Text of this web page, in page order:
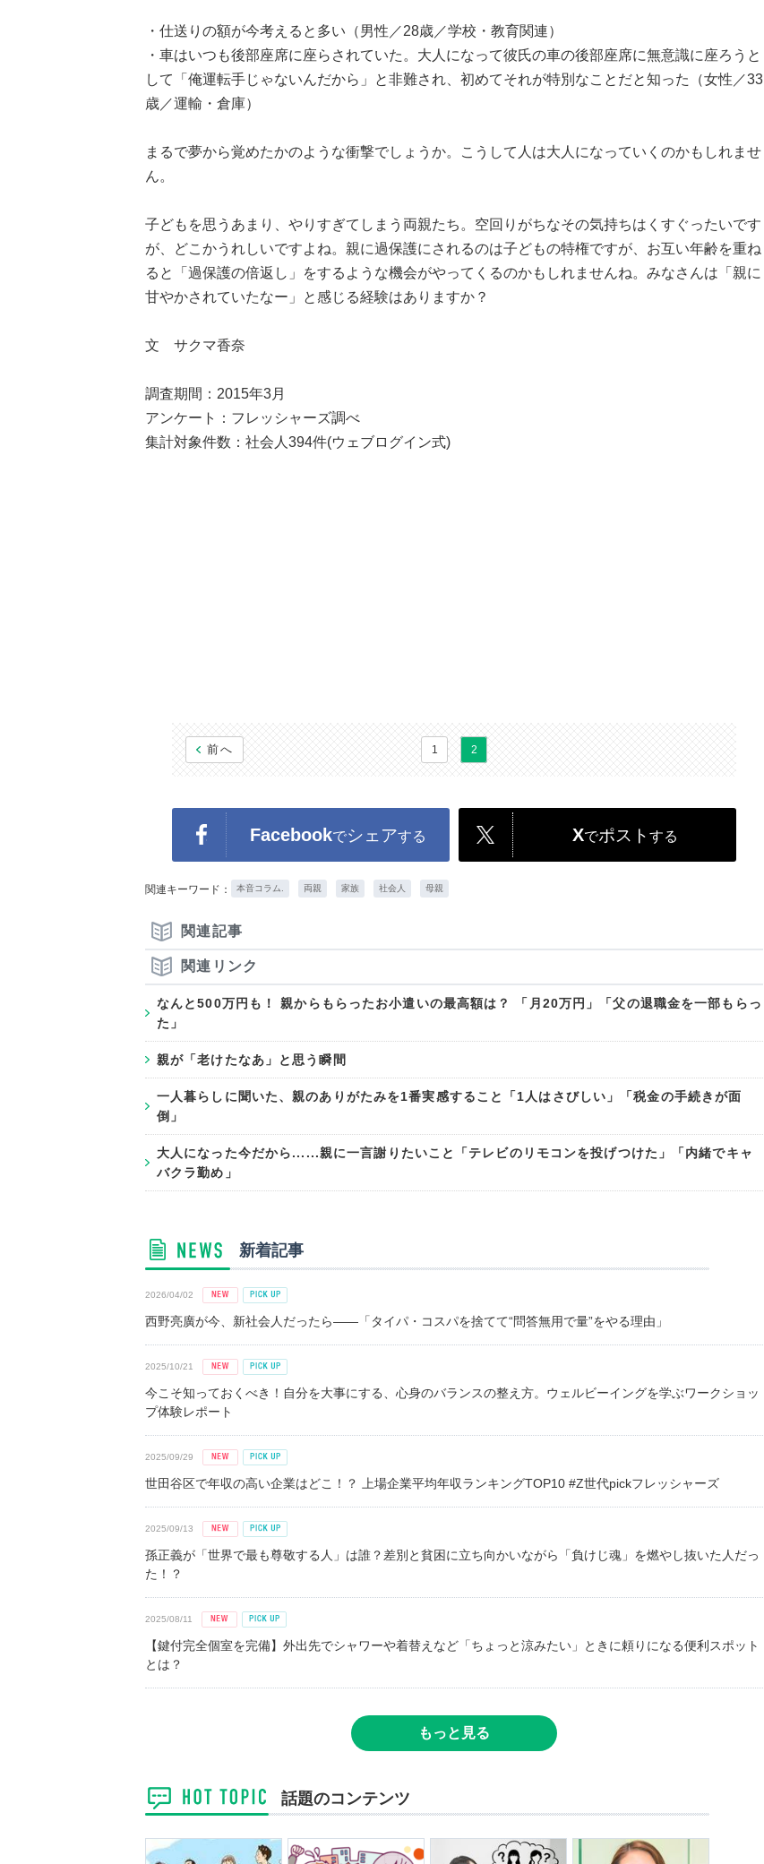
・仕送りの額が今考えると多い（男性／28歳／学校・教育関連）
・車はいつも後部座席に座らされていた。大人になって彼氏の車の後部座席に無意識に座ろうと
して「俺運転手じゃないんだから」と非難され、初めてそれが特別なことだと知った（女性／33
歳／運輸・倉庫）
まるで夢から覚めたかのような衝撃でしょうか。こうして人は大人になっていくのかもしれませ
ん。
子どもを思うあまり、やりすぎてしまう両親たち。空回りがちなその気持ちはくすぐったいです
が、どこかうれしいですよね。親に過保護にされるのは子どもの特権ですが、お互い年齢を重ね
ると「過保護の倍返し」をするような機会がやってくるのかもしれませんね。みなさんは「親に
甘やかされていたなー」と感じる経験はありますか？
文 サクマ香奈
調査期間：2015年3月
アンケート：フレッシャーズ調べ
集計対象件数：社会人394件(ウェブログイン式)
前へ 1 2
Facebookでシェアする Xでポスト する
関連キーワード： 本音コラム. 両親 家族 社会人 母親
関連記事
関連リンク
なんと500万円も！ 親からもらったお小遣いの最高額は？ 「月20万円」「父の退職金を一部もらっ
た」
親が「老けたなあ」と思う瞬間
一人暮らしに聞いた、親のありがたみを1番実感すること「1人はさびしい」「税金の手続きが面
倒」
大人になった今だから......親に一言謝りたいこと「テレビのリモコンを投げつけた」「内緒でキャ
バクラ勤め」
新着記事
2026/04/02
西野亮廣が今、新社会人だったら――「タイパ・コスパを捨てて“問答無用で量”をやる理由」
2025/10/21
今こそ知っておくべき！自分を大事にする、心身のバランスの整え方。ウェルビーイングを学ぶワークショッ
プ体験レポート
2025/09/29
世田谷区で年収の高い企業はどこ！？ 上場企業平均年収ランキングTOP10 #Z世代pickフレッシャーズ
2025/09/13
孫正義が「世界で最も尊敬する人」は誰？差別と貧困に立ち向かいながら「負けじ魂」を燃やし抜いた人だっ
た！？
2025/08/11
【鍵付完全個室を完備】外出先でシャワーや着替えなど「ちょっと涼みたい」ときに頼りになる便利スポット
とは？
もっと見る
話題のコンテンツ